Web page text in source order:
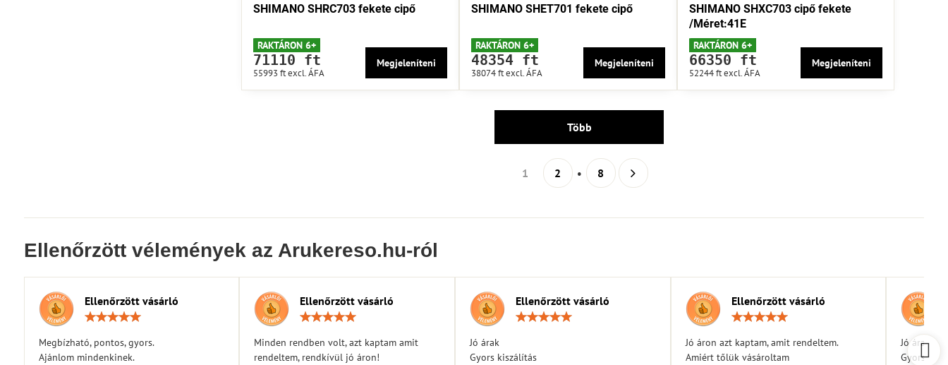
SHIMANO SHRC703 fekete cipő
RAKTÁRON 6+
71110 ft
55993 ftexcl. ÁFA
Megjeleníteni
SHIMANO SHET701 fekete cipő
RAKTÁRON 6+
48354 ft
38074 ftexcl. ÁFA
Megjeleníteni
SHIMANO SHXC703 cipő fekete
/Méret:41E
RAKTÁRON 6+
66350 ft
52244 ftexcl. ÁFA
Megjeleníteni
Több
1 2 8
Ellenőrzött vélemények az Arukereso.hu-ról
Ellenőrzött vásárló
Megbízható, pontos, gyors.
Ajánlom mindenkinek.
Ellenőrzött vásárló
/
5
Minden rendben volt, azt kaptam amit
rendeltem, rendkívül jó áron!
Ellenőrzött vásárló
Jó árak
Gyors kiszálítás
Ellenőrzött vásárló
/
5
Jó áron azt kaptam, amit rendeltem.
Amiért tőlük vásároltam
Jó árak
Gyors